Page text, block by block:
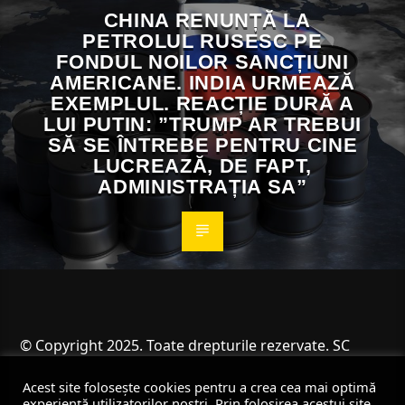
CHINA RENUNȚĂ LA
PETROLUL RUSESC PE
FONDUL NOILOR SANCȚIUNI
AMERICANE. INDIA URMEAZĂ
EXEMPLUL. REACȚIE DURĂ A
LUI PUTIN: ”TRUMP AR TREBUI
SĂ SE ÎNTREBE PENTRU CINE
LUCREAZĂ, DE FAPT,
ADMINISTRAȚIA SA”
© Copyright 2025. Toate drepturile rezervate. SC
Acest site folosește cookies pentru a crea cea mai optimă